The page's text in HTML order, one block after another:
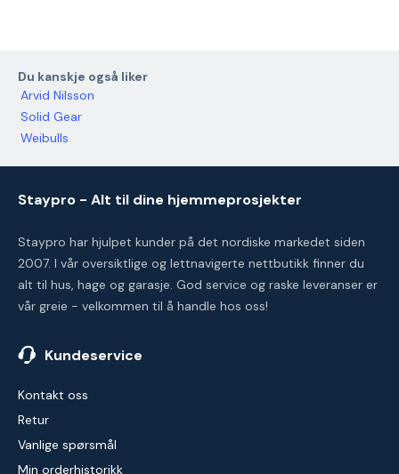
Du kanskje også liker
Arvid Nilsson
Solid Gear
Weibulls
Staypro - Alt til dine hjemmeprosjekter
Staypro har hjulpet kunder på det nordiske markedet siden
2007. I vår oversiktlige og lettnavigerte nettbutikk finner du
alt til hus, hage og garasje. God service og raske leveranser er
vår greie - velkommen til å handle hos oss!
Kundeservice
Kontakt oss
Retur
Vanlige spørsmål
Min orderhistorikk